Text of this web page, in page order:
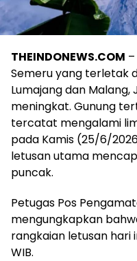
THEINDONEWS.COM
Semeru yang terletak
Lumajang dan Malang,
meningkat. Gunung
tercatat mengalami
pada Kamis (25/6/
letusan utama
puncak.
Petugas Pos
mengungkapkan
rangkaian letusan hari
WIB.